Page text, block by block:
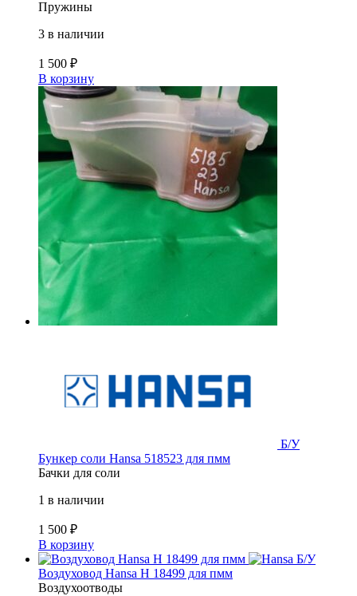
Пружины
3 в наличии
1 500 ₽
В корзину
Б/У
Бункер соли Hansa 518523 для пмм
Бачки для соли
1 в наличии
1 500 ₽
В корзину
Б/У
Воздуховод Hansa H 18499 для пмм
Воздухоотводы